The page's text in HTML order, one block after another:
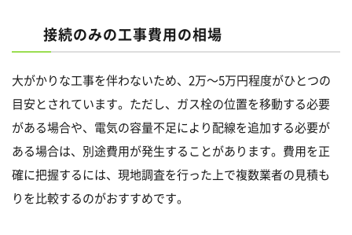
接続のみの工事費用の相場
大がかりな工事を伴わないため、2万～5万円程度がひとつの
目安とされています。ただし、ガス栓の位置を移動する必要
がある場合や、電気の容量不足により配線を追加する必要が
ある場合は、別途費用が発生することがあります。費用を正
確に把握するには、現地調査を行った上で複数業者の見積も
りを比較するのがおすすめです。